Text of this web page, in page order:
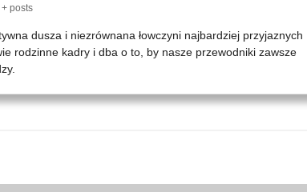
+ posts
dusza i niezrównana łowczyni najbardziej przyjaznych
rodzinne kadry i dba o to, by nasze przewodniki zawsze